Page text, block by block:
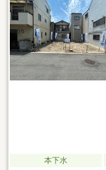
本下水